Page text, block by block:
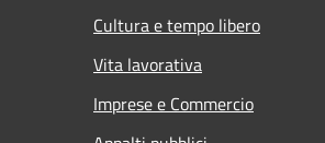
Cultura e tempo libero
Vita lavorativa
Imprese e Commercio